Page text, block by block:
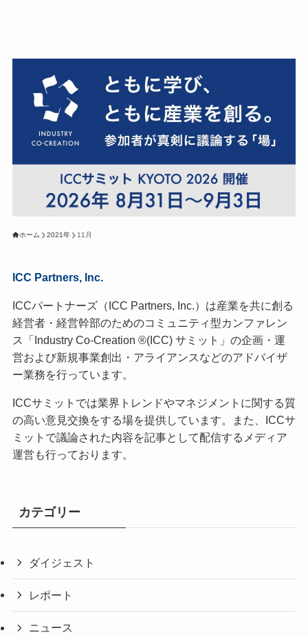
ホーム 2021年 11月
ICC Partners, Inc.
ICCパートナーズ（ICC Partners, Inc.）は産業を共に創る
経営者・経営幹部のためのコミュニティ型カンファレン
ス「Industry Co-Creation ®(ICC) サミット」の企画・運
営および新規事業創出・アライアンスなどのアドバイザ
ー業務を行っています。
ICCサミットでは業界トレンドやマネジメントに関する質
の高い意見交換をする場を提供しています。また、ICCサ
ミットで議論された内容を記事として配信するメディア
運営も行っております。
カテゴリー
ダイジェスト
レポート
ニュース